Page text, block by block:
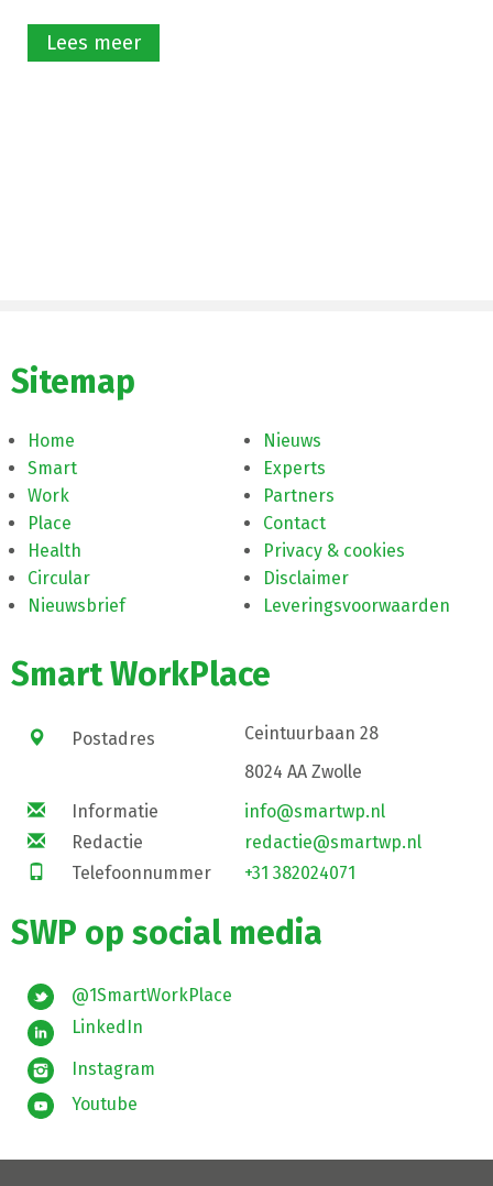
Lees meer
Sitemap
Home
Smart
Work
Place
Health
Circular
Nieuwsbrief
Nieuws
Experts
Partners
Contact
Privacy & cookies
Disclaimer
Leveringsvoorwaarden
Smart WorkPlace
Postadres
Ceintuurbaan 28
8024 AA Zwolle
Informatie
info@smartwp.nl
Redactie
redactie@smartwp.nl
Telefoonnummer
+31 382024071
SWP op social media
@1SmartWorkPlace
LinkedIn
Instagram
Youtube